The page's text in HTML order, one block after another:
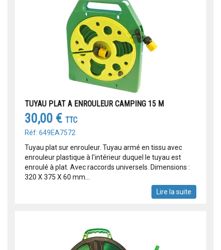
TUYAU PLAT A ENROULEUR CAMPING 15 M
30,00 € TTC
Réf: 649EA7572
Tuyau plat sur enrouleur. Tuyau armé en tissu avec
enrouleur plastique à l'intérieur duquel le tuyau est
enroulé à plat. Avec raccords universels. Dimensions :
320 X 375 X 60 mm...
Lire la suite